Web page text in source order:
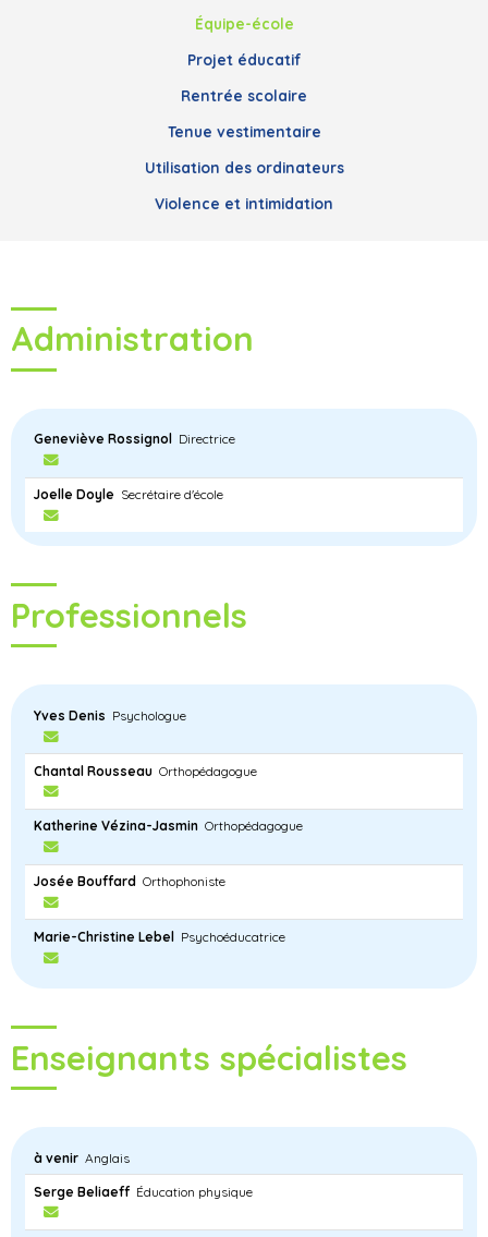
Équipe-école
Projet éducatif
Rentrée scolaire
Tenue vestimentaire
Utilisation des ordinateurs
Violence et intimidation
Administration
Geneviève Rossignol Directrice
Joelle Doyle Secrétaire d'école
Professionnels
Yves Denis Psychologue
Chantal Rousseau Orthopédagogue
Katherine Vézina-Jasmin Orthopédagogue
Josée Bouffard Orthophoniste
Marie-Christine Lebel Psychoéducatrice
Enseignants spécialistes
à venir Anglais
Serge Beliaeff Éducation physique